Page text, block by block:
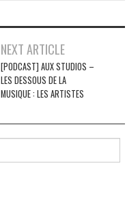
NEXT ARTICLE
[PODCAST] AUX STUDIOS –
LES DESSOUS DE LA
MUSIQUE : LES ARTISTES